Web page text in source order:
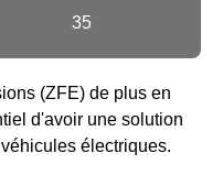
35
(ZFE) de plus en
d'avoir une solution
électriques.